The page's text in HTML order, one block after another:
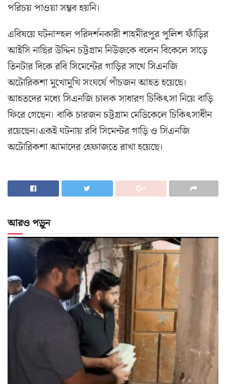
পরিচয় পাওয়া সম্ভব হয়নি।
এবিষয়ে ঘটনাস্হল পরিদর্শনকারী শাহমীরপুর পুলিশ ফাঁড়ির
আইসি নাছির উদ্দিন চট্টগ্রাম নিউজকে বলেন বিকেলে সাড়ে
তিনটার দিকে রবি সিমেন্টের গাড়ির সাথে সিএনজি
অটোরিকশা মুখোমুখি সংঘর্ষে পাঁচজন আহত হয়েছে।
আহতদের মধ্যে সিএনজি চালক সাধারণ চিকিৎসা নিয়ে বাড়ি
ফিরে গেছেন। বাকি চারজন চট্টগ্রাম মেডিকেলে চিকিৎসাধীন
রয়েছেন।একই ঘটনায় রবি সিমেন্টর গাড়ি ও সিএনজি
অটোরিকশা আমাদের হেফাজতে রাখা হয়েছে।
আরও পড়ুন